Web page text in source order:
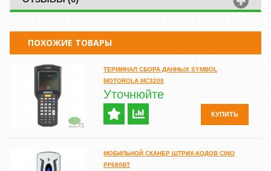
ПОХОЖИЕ ТОВАРЫ
ТЕРМИНАЛ СБОРА ДАННЫХ SYMBOL
MOTOROLA MC3200
Уточнюйте
КУПИТЬ
МОБИЛЬНОЙ СКАНЕР ШТРИХ-КОДОВ CINO
PF680BT